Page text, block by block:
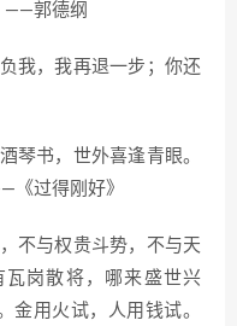
——郭德纲
我，我再退一步；你还
琴书，世外喜逢青眼。
《过得刚好》
不与权贵斗势，不与天
岗散将，哪来盛世兴
金用火试，人用钱试。